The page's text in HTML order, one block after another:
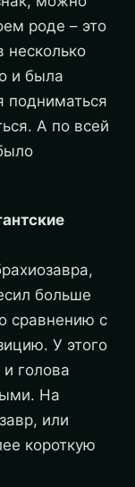
роде – это
несколько
и была
подниматься
А по всей
больше
сравнению с
У этого
голова
На
или
короткую